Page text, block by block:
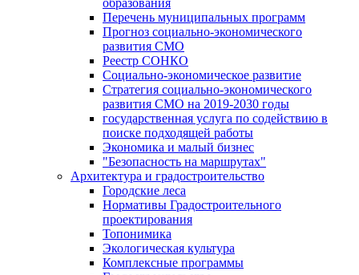
образования
Перечень муниципальных программ
Прогноз социально-экономического
развития СМО
Реестр СОНКО
Социально-экономическое развитие
Стратегия социально-экономического
развития СМО на 2019-2030 годы
государственная услуга по содействию в
поиске подходящей работы
Экономика и малый бизнес
"Безопасность на маршрутах"
Архитектура и градостроительство
Городские леса
Нормативы Градостроительного
проектирования
Топонимика
Экологическая культура
Комплексные программы